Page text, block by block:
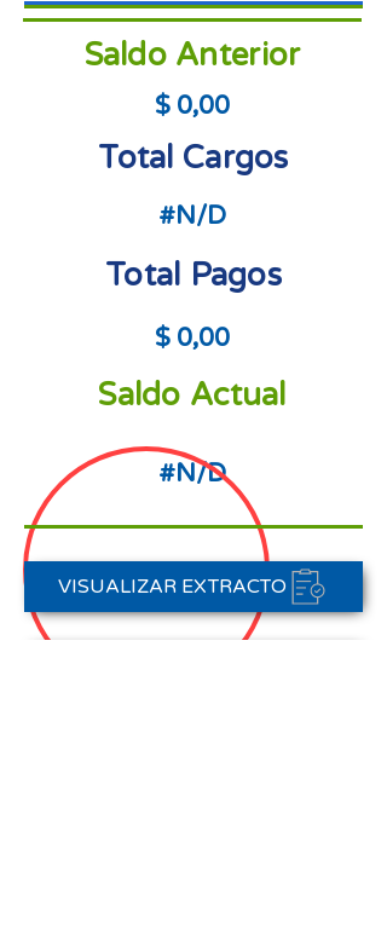
Saldo Anterior
$ 0,00
Total Cargos
#N/D
Total Pagos
$ 0,00
Saldo Actual
#N/D
VISUALIZAR EXTRACTO